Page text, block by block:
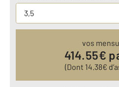
vos
414.55€
(Dont 14.38€